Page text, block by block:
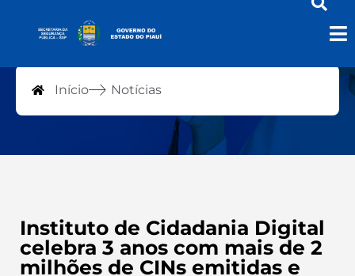
Notícias
Início Notícias
Instituto de Cidadania Digital
celebra 3 anos com mais de 2
milhões de CINs emitidas e